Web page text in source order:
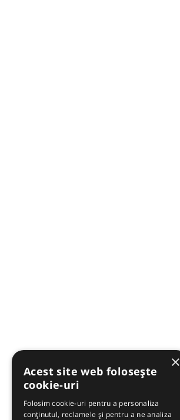
×
Acest site web folosește
cookie-uri
Folosim cookie-uri pentru a personaliza
conținutul, reclamele și pentru a ne analiza